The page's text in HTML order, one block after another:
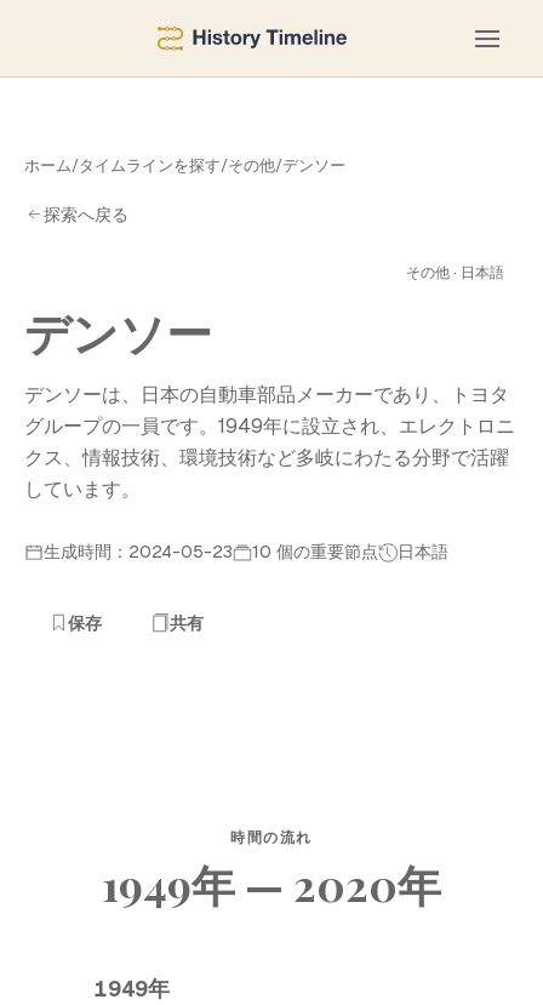
ホーム/タイムラインを探す/その他/デンソー
探索へ戻る
その他 · 日本語
デンソー
デンソーは、日本の自動車部品メーカーであり、トヨタ
グループの一員です。1949年に設立され、エレクトロニ
クス、情報技術、環境技術など多岐にわたる分野で活躍
しています。
生成時間：2024-05-23 10 個の重要節点 日本語
保存 共有
時間の流れ
1949年 — 2020年
1949年